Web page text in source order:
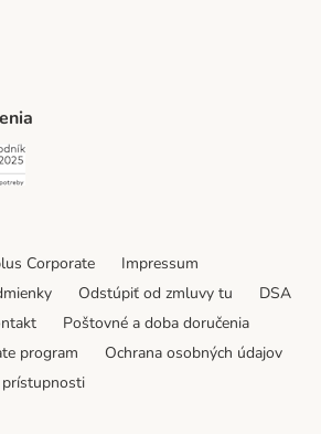
Security
Corporate
Impressum
Odstúpiť od zmluvy tu
DSA
Poštovné a doba doručenia
program
Ochrana osobných údajov